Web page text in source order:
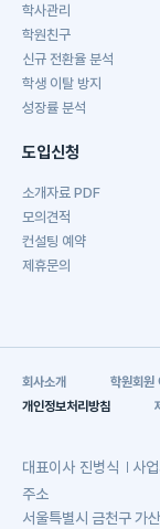
학사관리
학원친구
신규 전환율 분석
학생 이탈 방지
성장률 분석
도입신청
소개자료 PDF
모의견적
컨설팅 예약
제휴문의
회사소개 학원회원
개인정보처리방침
대표이사 진병식 사
주소
서울특별시 금천구 가